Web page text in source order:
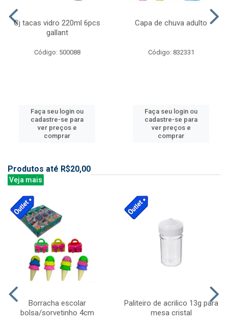
Cj tacas vidro 220ml 6pcs
gallant
Código: 500088
Faça seu login ou
cadastre-se para
ver preços e
comprar
Capa de chuva adulto
Código: 832331
Faça seu login ou
cadastre-se para
ver preços e
comprar
Produtos até R$20,00
Veja mais
Borracha escolar
bolsa/sorvetinho 4cm
Paliteiro de acrilico 13g para
mesa cristal